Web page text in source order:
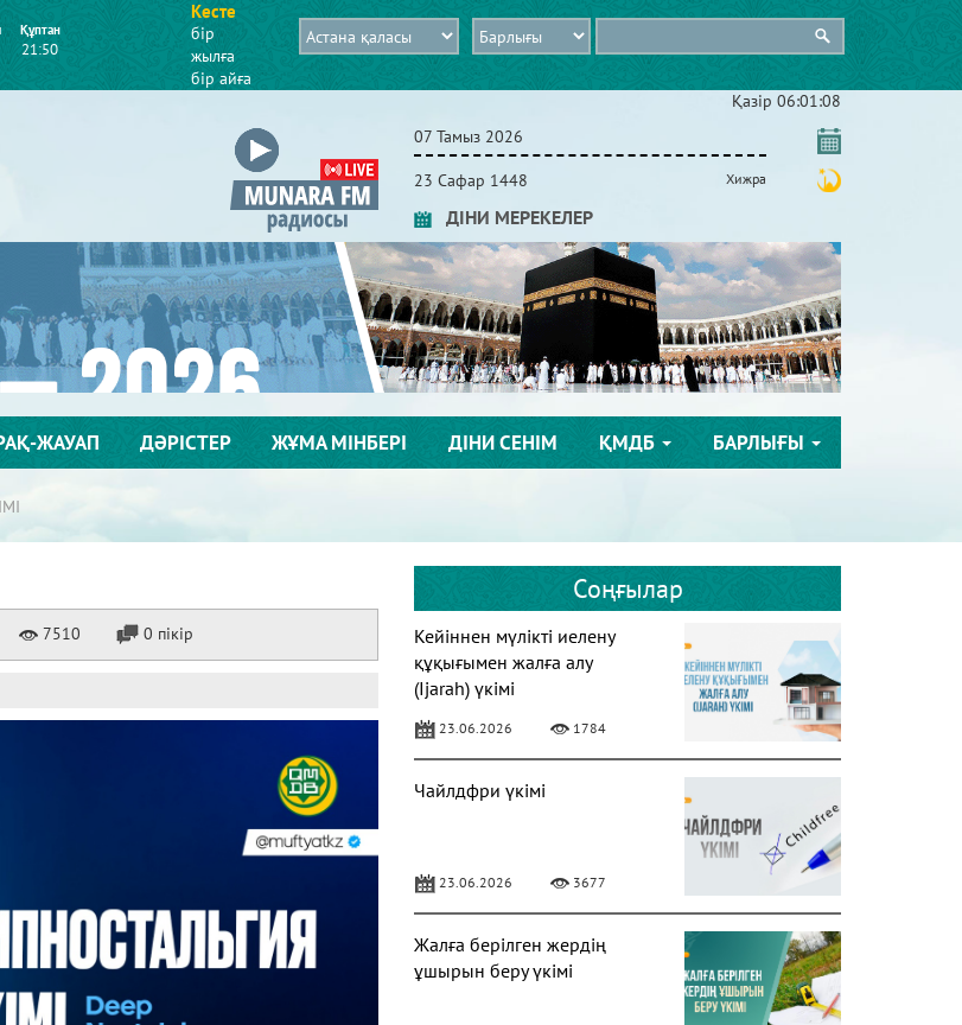
Құптан
21:50
Кесте
бір
жылға
бір айға
Қазір 06:01:09
07 Тамыз 2026
23 Сафар 1448 Хижра
ДІНИ МЕРЕКЕЛЕР
ЖАУАП ДӘРІСТЕР ЖҰМА МІНБЕРІ ДІНИ СЕНІМ ҚМДБ БАРЛЫҒЫ
7510 0 пікір
Соңғылар
Кейіннен мүлікті иелену
құқығымен жалға алу
(Ijarah) үкімі
23.06.2026 1784
Чайлдфри үкімі
23.06.2026 3677
Жалға берілген жердің
ұшырын беру үкімі